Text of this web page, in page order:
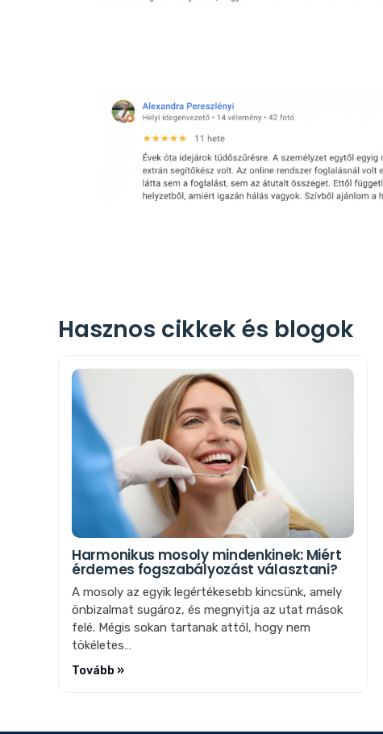
Hasznos cikkek és blogok
Harmonikus mosoly mindenkinek: Miért
érdemes fogszabályozást választani?
A mosoly az egyik legértékesebb kincsünk, amely
önbizalmat sugároz, és megnyitja az utat mások
felé. Mégis sokan tartanak attól, hogy nem
tökéletes…
Tovább »